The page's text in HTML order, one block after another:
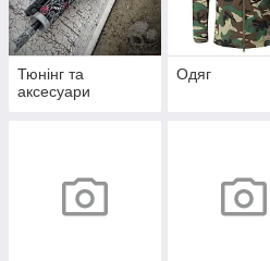
Тюнінг та
аксесуари
Одяг